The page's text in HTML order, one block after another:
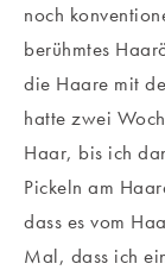
noch
berühmtes
die Haare mit
hatte zwei
Haar, bis ich
Pickeln am
dass es vom
Mal, dass ich